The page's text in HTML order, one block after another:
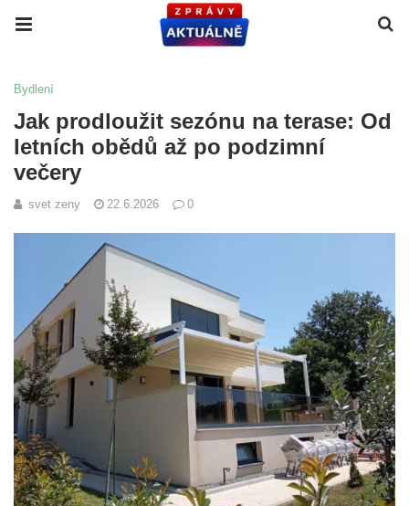
Bydlení
Jak prodloužit sezónu na terase: Od
letních obědů až po podzimní
večery
svet zeny 22.6.2026 0